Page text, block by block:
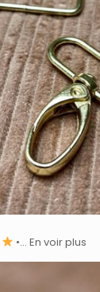
•… En voir plus